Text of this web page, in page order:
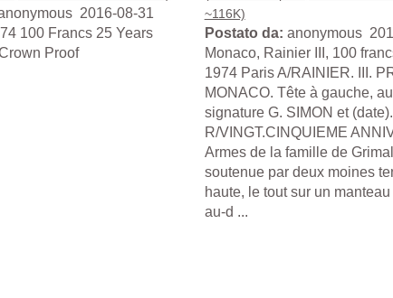
2016-08-31
100 Francs 25 Years
Proof
~116K)
Postato da: anonymous
Monaco, Rainier III, 100
1974 Paris A/RAINIER. III.
MONACO. Tête à gauche,
signature G. SIMON et (date).
R/VINGT.CINQUIEME
Armes de la famille de
soutenue par deux moines
haute, le tout sur un
au-d ...